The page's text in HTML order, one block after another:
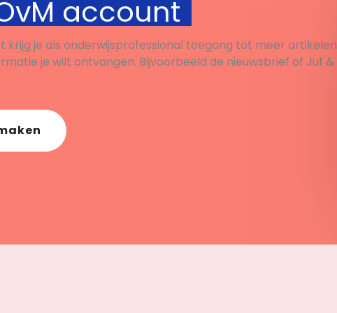
account
krijg je als onderwijsprofessional toegang tot meer artikelen
je wilt ontvangen. Bijvoorbeeld de nieuwsbrief of Juf &